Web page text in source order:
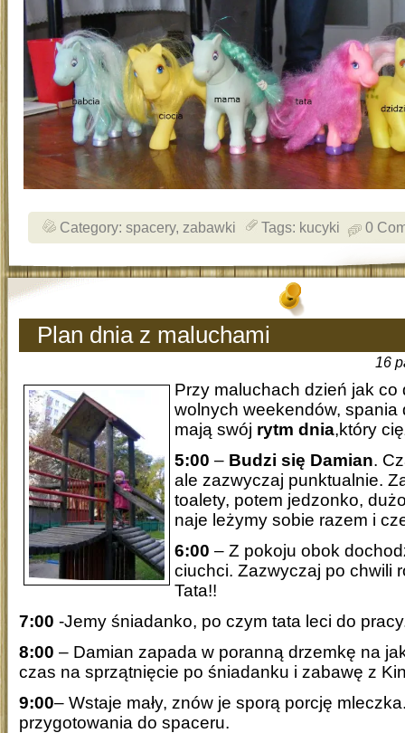
Category: spacery, zabawki Tags: kucyki 0
Plan dnia z maluchami
16
Przy maluchach dzień jak co
wolnych weekendów, spania
mają swój rytm dnia,który
5:00 – Budzi się Damian.
ale zazwyczaj punktualnie.
toalety, potem jedzonko,
naje leżymy sobie razem i
6:00 – Z pokoju obok
ciuchci. Zazwyczaj po chwili
Tata!!
7:00 -Jemy śniadanko, po czym tata leci do
8:00 – Damian zapada w poranną drzemkę na
czas na sprzątnięcie po śniadanku i zabawę z
9:00– Wstaje mały, znów je sporą porcję
przygotowania do spaceru.